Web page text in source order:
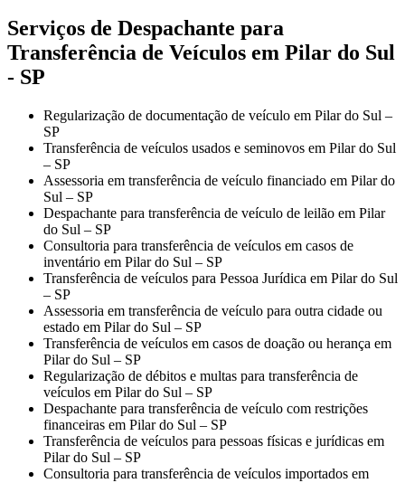
Serviços de Despachante para
Transferência de Veículos em Pilar do Sul
- SP
Regularização de documentação de veículo em Pilar do Sul –
SP
Transferência de veículos usados e seminovos em Pilar do Sul
– SP
Assessoria em transferência de veículo financiado em Pilar do
Sul – SP
Despachante para transferência de veículo de leilão em Pilar
do Sul – SP
Consultoria para transferência de veículos em casos de
inventário em Pilar do Sul – SP
Transferência de veículos para Pessoa Jurídica em Pilar do Sul
– SP
Assessoria em transferência de veículo para outra cidade ou
estado em Pilar do Sul – SP
Transferência de veículos em casos de doação ou herança em
Pilar do Sul – SP
Regularização de débitos e multas para transferência de
veículos em Pilar do Sul – SP
Despachante para transferência de veículo com restrições
financeiras em Pilar do Sul – SP
Transferência de veículos para pessoas físicas e jurídicas em
Pilar do Sul – SP
Consultoria para transferência de veículos importados em